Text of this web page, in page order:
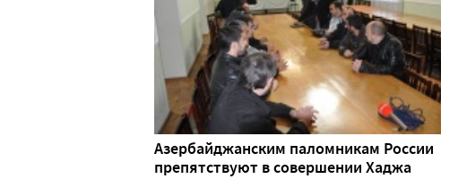
Азербайджанским паломникам России
препятствуют в совершении Хаджа